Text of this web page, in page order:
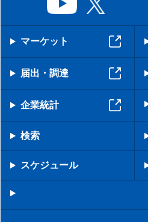
マーケット
届出・調達
企業統計
検索
スケジュール